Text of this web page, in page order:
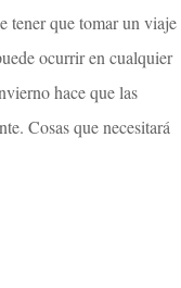
tener que tomar un viaje
ocurrir en cualquier
hace que las
Cosas que necesitará